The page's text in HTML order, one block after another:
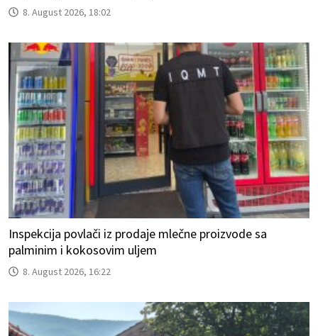
8. August 2026, 18:02
Inspekcija povlači iz prodaje mlečne proizvode sa
palminim i kokosovim uljem
8. August 2026, 16:22